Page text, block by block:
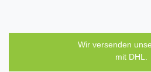
Wir versenden
mit DHL.